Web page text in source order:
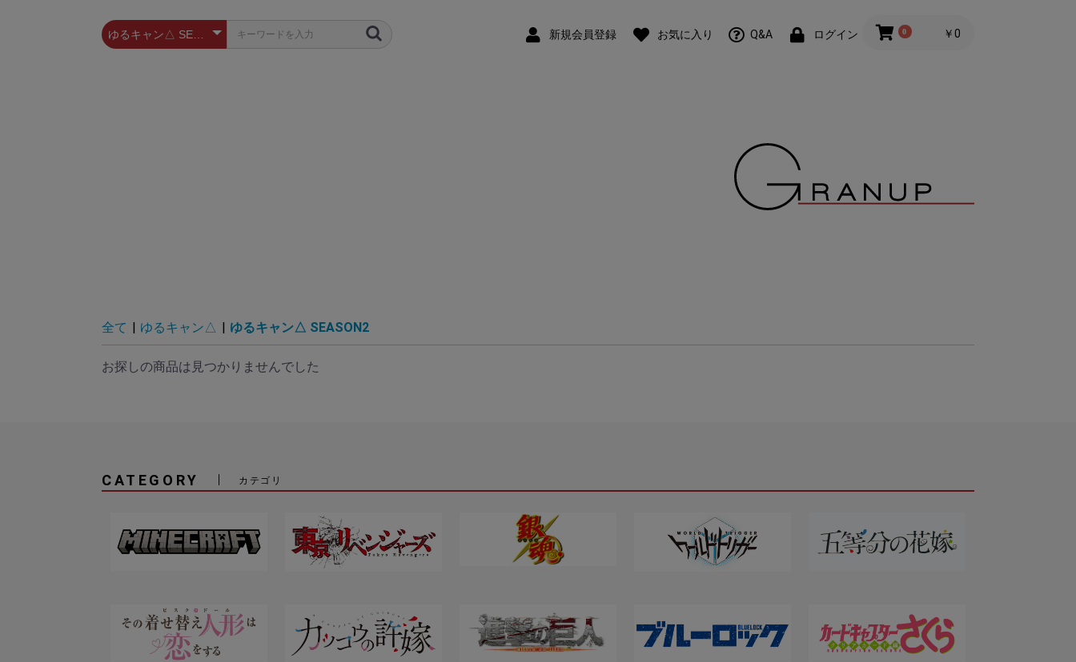
新規会員登録 お気に入り Q&A ログイン 0 ￥0
全て | ゆるキャン△ | ゆるキャン△ SEASON2
お探しの商品は見つかりませんでした
CATEGORY カテゴリ